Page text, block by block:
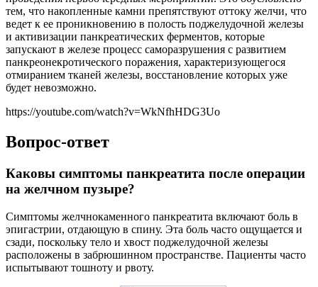
тем, что накопленные камни препятствуют оттоку желчи, что
ведет к ее проникновению в полость поджелудочной железы
и активизации панкреатических ферментов, которые
запускают в железе процесс саморазрушения с развитием
панкреонекротического поражения, характеризующегося
отмиранием тканей железы, восстановление которых уже
будет невозможно.
https://youtube.com/watch?v=WkNfhHDG3Uo
Вопрос-ответ
Каковы симптомы панкреатита после операции
на желчном пузыре?
Симптомы желчнокаменного панкреатита включают боль в
эпигастрии, отдающую в спину. Эта боль часто ощущается и
сзади, поскольку тело и хвост поджелудочной железы
расположены в забрюшинном пространстве. Пациенты часто
испытывают тошноту и рвоту.